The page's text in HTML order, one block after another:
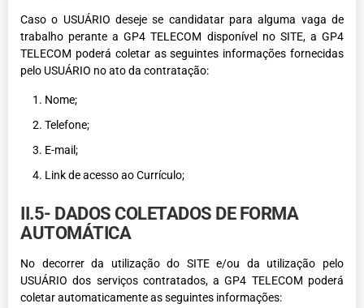
Caso o USUÁRIO deseje se candidatar para alguma vaga de
trabalho perante a GP4 TELECOM disponível no SITE, a GP4
TELECOM poderá coletar as seguintes informações fornecidas
pelo USUÁRIO no ato da contratação:
Nome;
Telefone;
E-mail;
Link de acesso ao Currículo;
II.5- DADOS COLETADOS DE FORMA
AUTOMÁTICA
No decorrer da utilização do SITE e/ou da utilização pelo
USUÁRIO dos serviços contratados, a GP4 TELECOM poderá
coletar automaticamente as seguintes informações: